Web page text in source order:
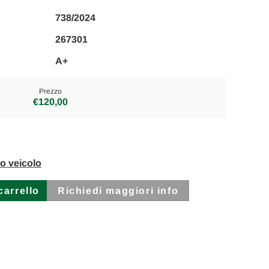
738/2024
A+
267301
Prezzo
€120,00
veicolo
Richiedi maggiori info